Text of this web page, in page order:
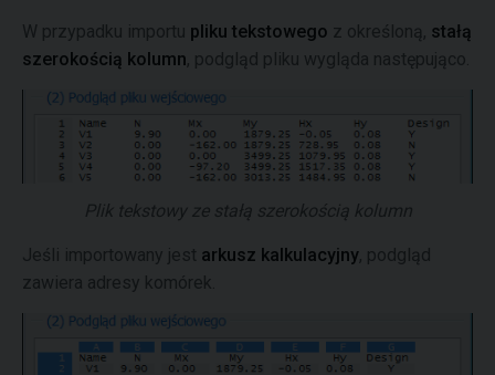
W przypadku importu pliku tekstowego z określoną, stałą
szerokością kolumn, podgląd pliku wygląda następująco.
Plik tekstowy ze stałą szerokością kolumn
Jeśli importowany jest arkusz kalkulacyjny, podgląd
zawiera adresy komórek.